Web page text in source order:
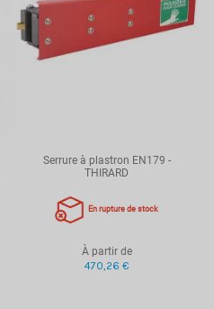
Serrure à plastron EN179 -
THIRARD
En rupture de stock
À partir de
470,26 €